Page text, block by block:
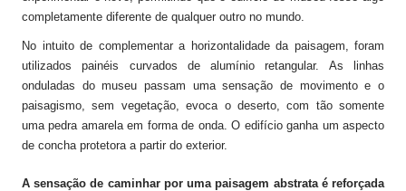
completamente diferente de qualquer outro no mundo.
No intuito de complementar a horizontalidade da paisagem, foram
utilizados painéis curvados de alumínio retangular. As linhas
onduladas do museu passam uma sensação de movimento e o
paisagismo, sem vegetação, evoca o deserto, com tão somente
uma pedra amarela em forma de onda. O edifício ganha um aspecto
de concha protetora a partir do exterior.
A sensação de caminhar por uma paisagem abstrata é reforçada